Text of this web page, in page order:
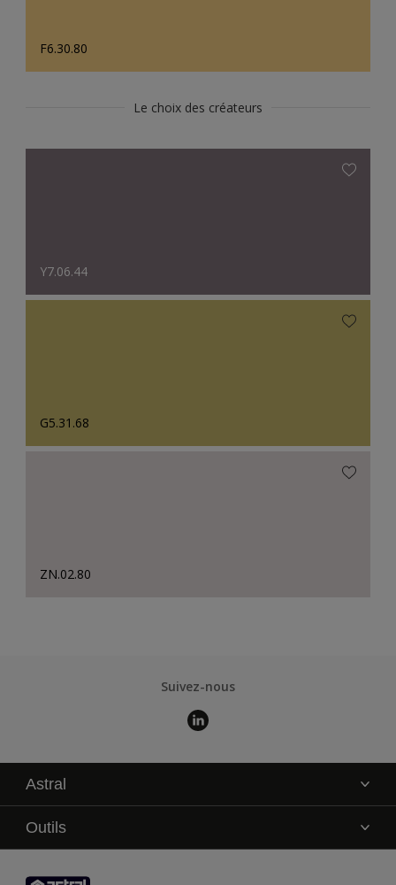
F6.30.80
Le choix des créateurs
Y7.06.44
G5.31.68
ZN.02.80
Suivez-nous
Astral
La marque
Service technique
Contact
Outils